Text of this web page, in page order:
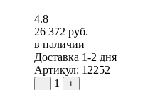
4.8
26 372 руб.
в наличии
Доставка 1-2 дня
Артикул: 12252
− 1 +